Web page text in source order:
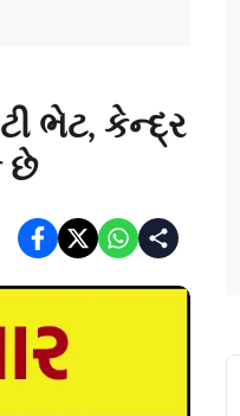
ભેટ, કેન્દ્ર
છે